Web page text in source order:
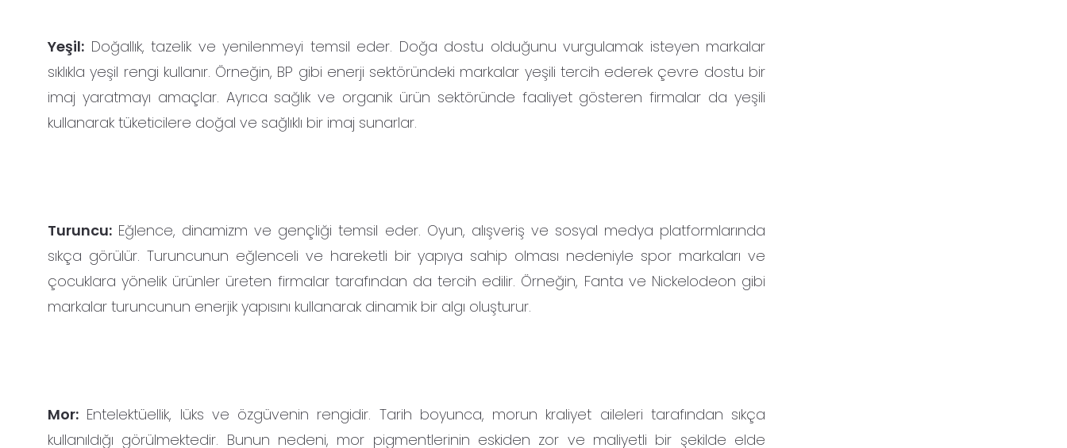
Yeşil: Doğallık, tazelik ve yenilenmeyi temsil eder. Doğa dostu olduğunu vurgulamak isteyen markalar
sıklıkla yeşil rengi kullanır. Örneğin, BP gibi enerji sektöründeki markalar yeşili tercih ederek çevre dostu bir
imaj yaratmayı amaçlar. Ayrıca sağlık ve organik ürün sektöründe faaliyet gösteren firmalar da yeşili
kullanarak tüketicilere doğal ve sağlıklı bir imaj sunarlar.
Turuncu: Eğlence, dinamizm ve gençliği temsil eder. Oyun, alışveriş ve sosyal medya platformlarında
sıkça görülür. Turuncunun eğlenceli ve hareketli bir yapıya sahip olması nedeniyle spor markaları ve
çocuklara yönelik ürünler üreten firmalar tarafından da tercih edilir. Örneğin, Fanta ve Nickelodeon gibi
markalar turuncunun enerjik yapısını kullanarak dinamik bir algı oluşturur.
Mor: Entelektüellik, lüks ve özgüvenin rengidir. Tarih boyunca, morun kraliyet aileleri tarafından sıkça
kullanıldığı görülmektedir. Bunun nedeni, mor pigmentlerinin eskiden zor ve maliyetli bir şekilde elde